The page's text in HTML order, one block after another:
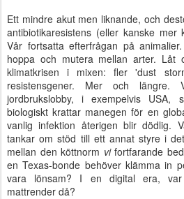
Ett mindre akut men liknande, och
antibiotikaresistens (eller kanske mer
Vår fortsatta efterfrågan på
hoppa och mutera mellan arter. Låt
klimatkrisen i mixen: fler 'dust
resistensgener. Mer och
jordbrukslobby, i exempelvis USA,
biologiskt krattar manegen för en
vanlig infektion återigen blir dödlig.
tankar om stöd till ett annat styre i
mellan den köttnorm vifortfarande
en Texas-bonde behöver klämma in
vara lönsam? I en digital era,
mattrender då?